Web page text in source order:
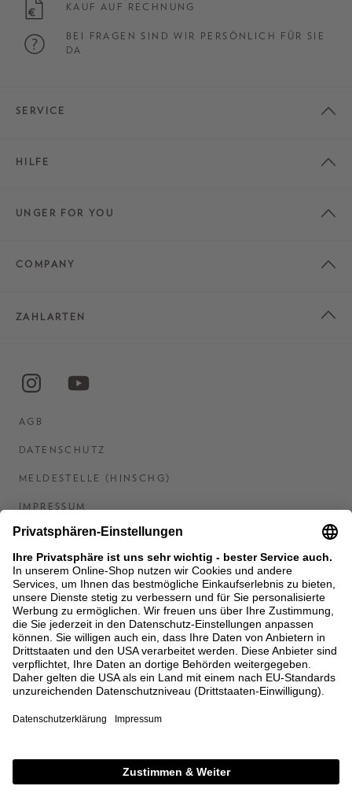
KAUF AUF RECHNUNG
BEI FRAGEN SIND WIR PERSÖNLICH FÜR SIE
DA
SERVICE
HILFE
UNGER FOR YOU
COMPANY
ZAHLARTEN
AGB
DATENSCHUTZ
MELDESTELLE (HINSCHG)
IMPRESSUM
BARRIEREFREIHEITSERKLÄRUNG
KONTAKT
COOKIES
MEN'S WORLD: BRAUN HAMBURG
Ein Unternehmen der Unger GmbH & Co. KG
EINKAUF VON 400 € NACH RETOURE, NICHT
CHECKOUT. GUTSCHEINE, REDUZIERTE ARTIKEL
SOWIE VEREINZELTE MARKEN SIND VON DER